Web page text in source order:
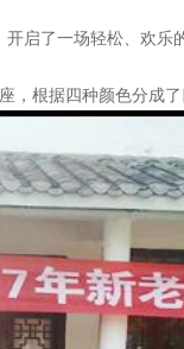
启了一场轻松、欢乐
，根据四种颜色分成了